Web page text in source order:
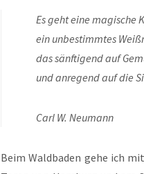
Es geht eine magische
ein unbestimmtes
das sänftigend auf
und anregend auf die
Carl W. Neumann
Beim Waldbaden gehe ich